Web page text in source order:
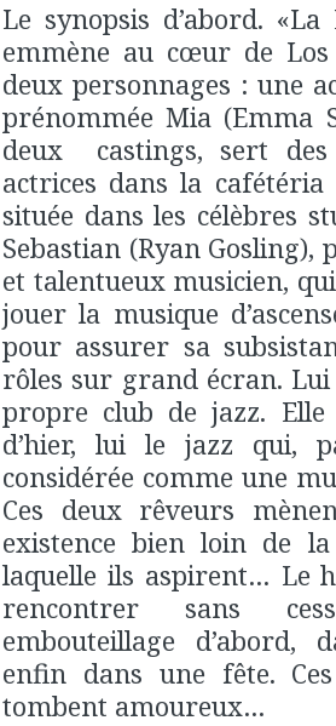
Le synopsis d’abord.
emmène au cœur de
deux personnages : une
prénommée Mia (Emma
deux castings, sert des
actrices dans la
située dans les célèbres
Sebastian (Ryan Gosling),
et talentueux musicien,
jouer la musique
pour assurer sa
rôles sur grand écran. Lui
propre club de jazz.
d’hier, lui le jazz qui,
considérée comme une
Ces deux rêveurs
existence bien loin de
laquelle ils aspirent… Le
rencontrer sans
embouteillage d’abord,
enfin dans une fête.
tombent amoureux…